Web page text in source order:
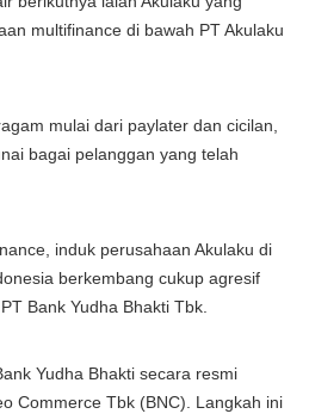
multifinance di bawah PT Akulaku
mulai dari paylater dan cicilan,
bagai pelanggan yang telah
induk perusahaan Akulaku di
berkembang cukup agresif
Bank Yudha Bhakti Tbk.
Yudha Bhakti secara resmi
Commerce Tbk (BNC). Langkah ini